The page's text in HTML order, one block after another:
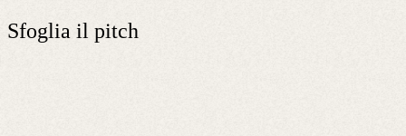
Sfoglia il pitch